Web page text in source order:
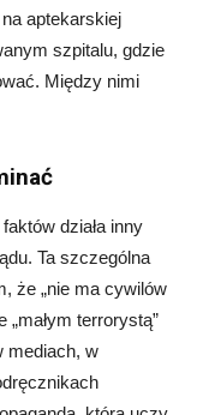
aptekarskiej
szpitalu, gdzie
Między nimi
działa inny
Ta szczególna
że „nie ma cywilów
terrorystą”
mediach, w